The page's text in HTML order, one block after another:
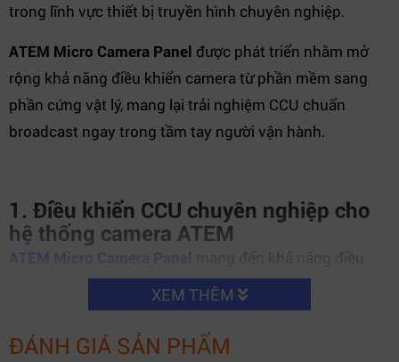
trong lĩnh vực thiết bị truyền hình chuyên nghiệp.
ATEM Micro Camera Panel được phát triển nhằm mở
rộng khả năng điều khiển camera từ phần mềm sang
phần cứng vật lý, mang lại trải nghiệm CCU chuẩn
broadcast ngay trong tầm tay người vận hành.
1. Điều khiển CCU chuyên nghiệp cho
hệ thống camera ATEM
khiển camera theo chuẩn CCU broadcast truyền thống
nhưng được hiện đại hóa cho hệ sinh thái ATEM. Thiết
bị cho phép kiểm soát đồng thời tối đa 8 camera, giúp
XEM THÊM
ĐÁNH GIÁ SẢN PHẨM